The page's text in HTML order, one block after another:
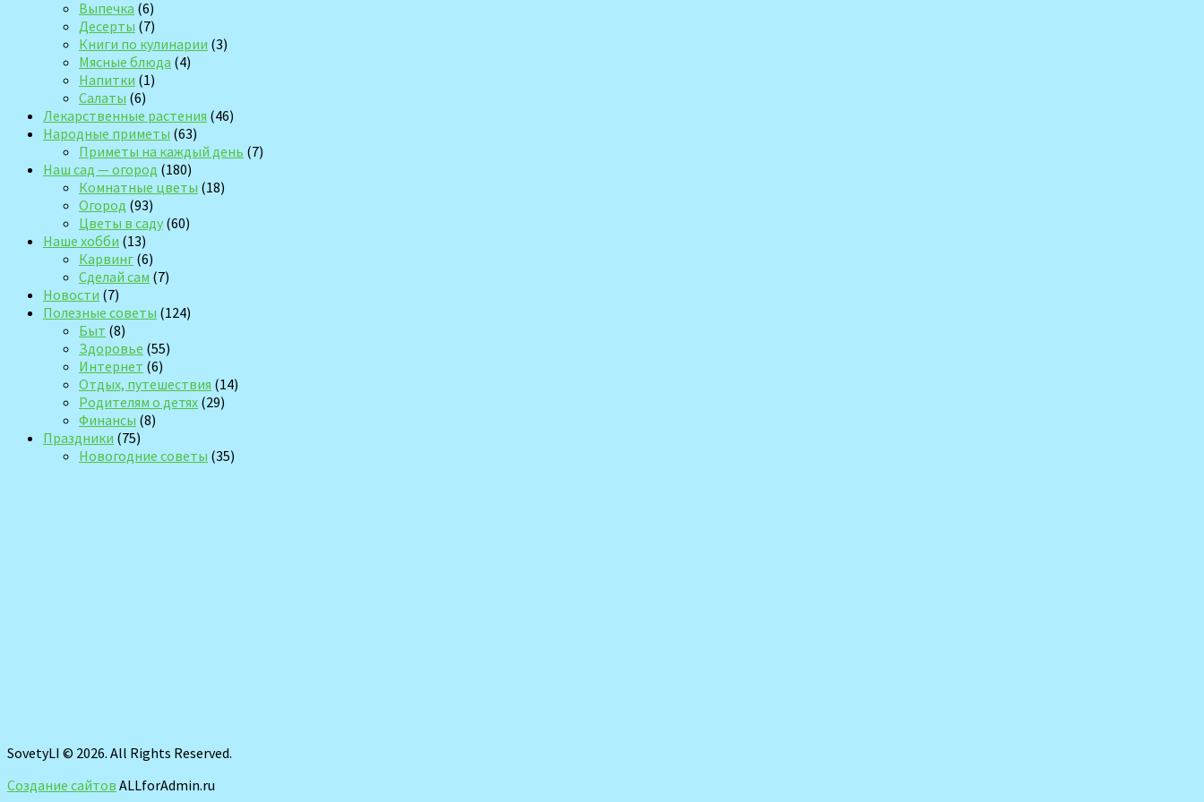
Выпечка (6)
Десерты (7)
Книги по кулинарии (3)
Мясные блюда (4)
Напитки (1)
Салаты (6)
Лекарственные растения (46)
Народные приметы (63)
Приметы на каждый день (7)
Наш сад — огород (180)
Комнатные цветы (18)
Огород (93)
Цветы в саду (60)
Наше хобби (13)
Карвинг (6)
Сделай сам (7)
Новости (7)
Полезные советы (124)
Быт (8)
Здоровье (55)
Интернет (6)
Отдых, путешествия (14)
Родителям о детях (29)
Финансы (8)
Праздники (75)
Новогодние советы (35)
SovetyLI © 2026. All Rights Reserved.
Создание сайтов ALLforAdmin.ru